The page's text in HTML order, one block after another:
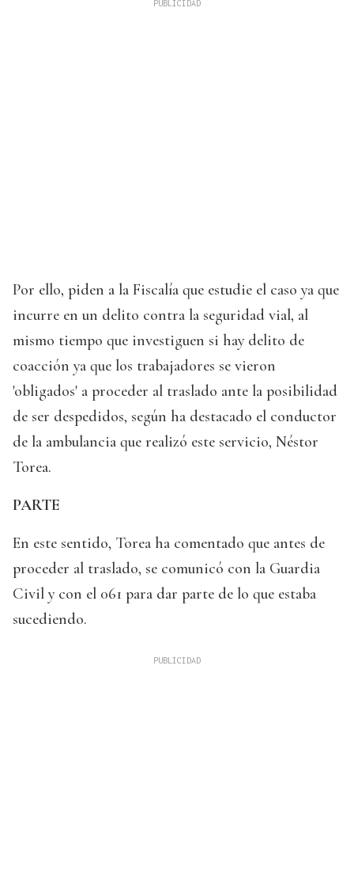
Por ello, piden a la Fiscalía que estudie el caso ya que
incurre en un delito contra la seguridad vial, al
mismo tiempo que investiguen si hay delito de
coacción ya que los trabajadores se vieron
'obligados' a proceder al traslado ante la posibilidad
de ser despedidos, según ha destacado el conductor
de la ambulancia que realizó este servicio, Néstor
Torea.
PARTE
En este sentido, Torea ha comentado que antes de
proceder al traslado, se comunicó con la Guardia
Civil y con el 061 para dar parte de lo que estaba
sucediendo.